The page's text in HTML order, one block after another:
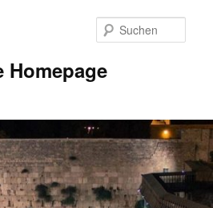
Homepage